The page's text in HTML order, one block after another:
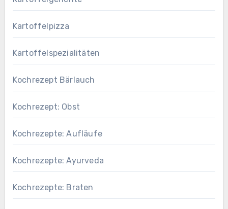
Kartoffelpizza
Kartoffelspezialitäten
Kochrezept Bärlauch
Kochrezept: Obst
Kochrezepte: Aufläufe
Kochrezepte: Ayurveda
Kochrezepte: Braten